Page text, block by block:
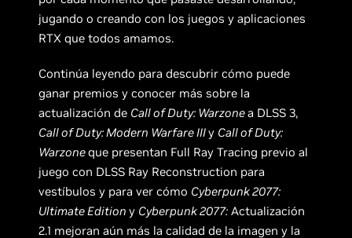
jugando o creando con los juegos y aplicaciones
RTX que todos amamos.
Continúa leyendo para descubrir cómo puede
ganar premios y conocer más sobre la
actualización de Call of Duty: Warzonea DLSS 3,
Call of Duty: Modern Warfare IIIy Call of Duty:
Warzoneque presentan Full Ray Tracing previo al
juego con DLSS Ray Reconstruction para
vestíbulos y para ver cómo Cyberpunk 2077:
Ultimate Editiony Cyberpunk 2077: Actualización
2.1 mejoran aún más la calidad de la imagen y la